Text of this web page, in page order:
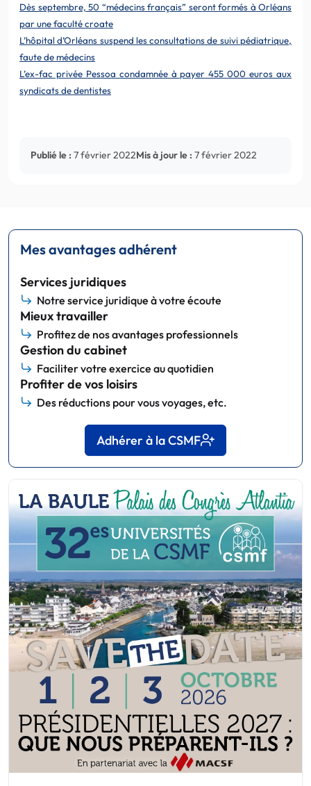
Dès septembre, 50 “médecins français” seront formés à Orléans
par une faculté croate
L’hôpital d’Orléans suspend les consultations de suivi pédiatrique,
faute de médecins
L’ex-fac privée Pessoa condamnée à payer 455 000 euros aux
syndicats de dentistes
Publié le : 7 février 2022Mis à jour le : 7 février 2022
Mes avantages adhérent
Services juridiques
Notre service juridique à votre écoute
Mieux travailler
Profitez de nos avantages professionnels
Gestion du cabinet
Faciliter votre exercice au quotidien
Profiter de vos loisirs
Des réductions pour vous voyages, etc.
Adhérer à la CSMF